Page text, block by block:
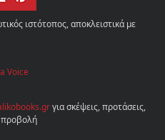
ιστότοπος, αποκλειστικά με
Voice
για σκέψεις, προτάσεις,
προβολή